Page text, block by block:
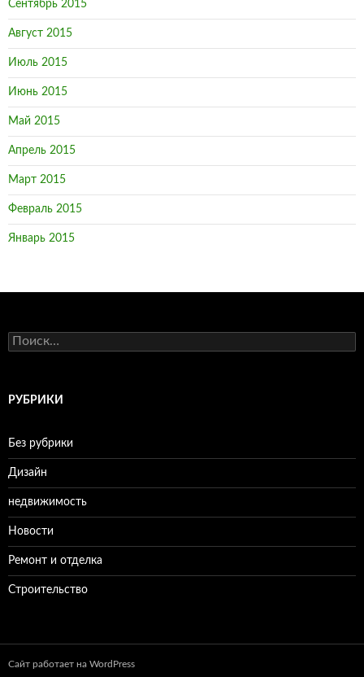
Сентябрь 2015
Август 2015
Июль 2015
Июнь 2015
Май 2015
Апрель 2015
Март 2015
Февраль 2015
Январь 2015
Н
а
иРУБРИКИ
Без рубрики
Дизайн
недвижимость
Новости
Ремонт и отделка
Строительство
Сайт работает на WordPress